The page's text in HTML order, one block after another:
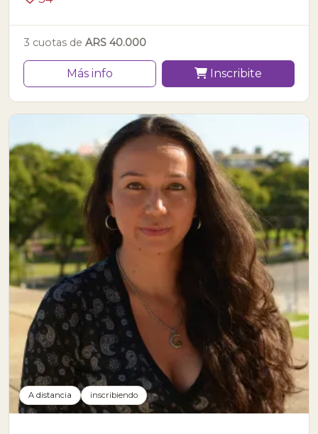
3 cuotas de ARS 40.000
Más info Inscribite
A distancia inscribiendo